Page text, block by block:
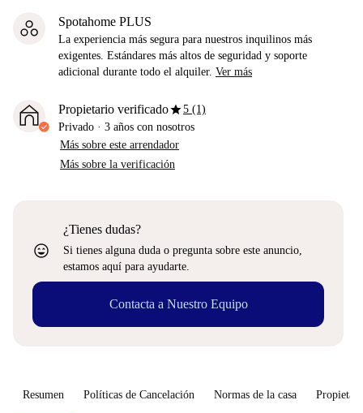
Spotahome PLUS
La experiencia más segura para nuestros inquilinos más
exigentes. Estándares más altos de seguridad y soporte
adicional durante todo el alquiler. Ver más
Propietario verificadostar5 (1)
Privado · 3 años con nosotros
Más sobre este arrendador
Más sobre la verificación
sentiment_very_satisfied
¿Tienes dudas?
Si tienes alguna duda o pregunta sobre este anuncio,
estamos aquí para ayudarte.
Contacta a Nuestro Equipo
Resumen Políticas de Cancelación Normas de la casa